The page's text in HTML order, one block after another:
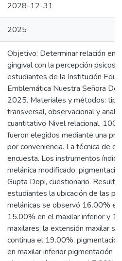
2028-12-31
2025
Objetivo: Determinar relación
gingival con la percepción
estudiantes de la Institución
Emblemática Nuestra Señora De
2025. Materiales y métodos:
transversal, observacional y
cuantitativo Nivel relacional. 100
fueron elegidos mediante una
por conveniencia. La técnica de
encuesta. Los instrumentos
melánica modificado,
Gupta Dopi, cuestionario.
estudiantes la ubicación de las
melánicas se observó 16.00%
15.00% en el maxilar inferior y
maxilares; la extensión maxilar
continua el 19.00%,
en maxilar inferior pigmentación